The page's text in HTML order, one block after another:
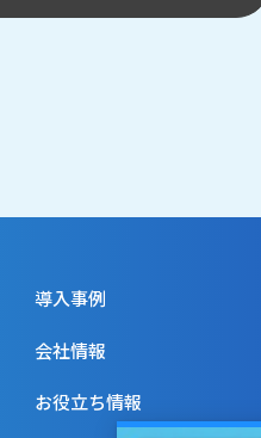
導入事例
会社情報
お役立ち情報